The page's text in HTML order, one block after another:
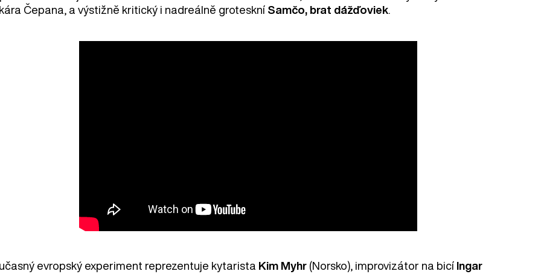
Čepana, a výstižně kritický i nadreálně groteskní Samčo, brat dážďoviek
evropský experiment reprezentuje kytarista Kim Myhr (Norsko), improvizátor na bicí Ingar